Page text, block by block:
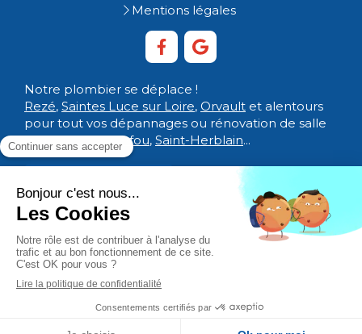
Mentions légales
Notre plombier se déplace !
Rezé, Saintes Luce sur Loire, Orvault et alentours
pour tout vos dépannages ou rénovation de salle
de bain àCarquefou, Saint-Herblain...
Une majoration de 50% le week-end, tous les soirs
après 19h et jours fériés est appliquée.